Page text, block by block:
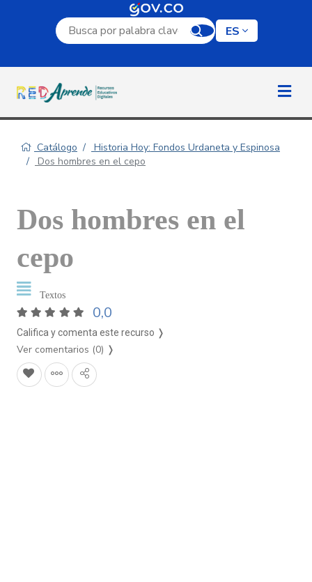
Campo de búsqueda por palabra clave
ES
Catálogo
Historia Hoy: Fondos Urdaneta y Espinosa
Dos hombres en el cepo
Dos hombres en el
cepo
Textos
0,0
Califica y comenta este recurso ❭
Ver comentarios (0) ❭